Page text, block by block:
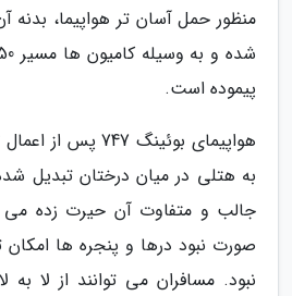
منظور حمل آسان تر هواپیما،
پیموده است.
هواپیمای بوئینگ
به هتلی در میان درختان تبدیل
جالب و متفاوت آن حیرت زده می
صورت نبود درها و پنجره ها
نبود. مسافران می توانند از لا